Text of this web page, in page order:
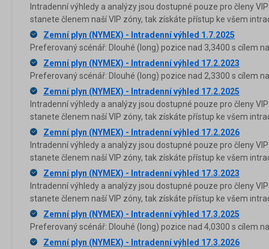
Intradenní výhledy a analýzy jsou dostupné pouze pro členy
stanete členem naší VIP zóny, tak získáte přístup ke všem
Zemní plyn (NYMEX) - Intradenní výhled 1.7.2025
Preferovaný scénář: Dlouhé (long) pozice nad 3,3400 s cílem
Zemní plyn (NYMEX) - Intradenní výhled 17.2.2023
Preferovaný scénář: Dlouhé (long) pozice nad 2,3300 s cílem
Zemní plyn (NYMEX) - Intradenní výhled 17.2.2025
Intradenní výhledy a analýzy jsou dostupné pouze pro členy
stanete členem naší VIP zóny, tak získáte přístup ke všem
Zemní plyn (NYMEX) - Intradenní výhled 17.2.2026
Intradenní výhledy a analýzy jsou dostupné pouze pro členy
stanete členem naší VIP zóny, tak získáte přístup ke všem
Zemní plyn (NYMEX) - Intradenní výhled 17.3.2023
Intradenní výhledy a analýzy jsou dostupné pouze pro členy
stanete členem naší VIP zóny, tak získáte přístup ke všem
Zemní plyn (NYMEX) - Intradenní výhled 17.3.2025
Preferovaný scénář: Dlouhé (long) pozice nad 4,0300 s cílem
Zemní plyn (NYMEX) - Intradenní výhled 17.3.2026